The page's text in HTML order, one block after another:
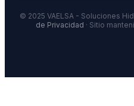
© 2025 VAELSA - Soluciones
de Privacidad · Sitio